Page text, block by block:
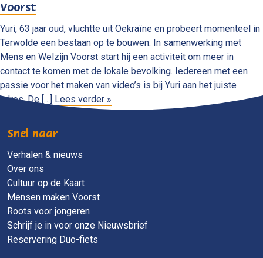
Voorst
Yuri, 63 jaar oud, vluchtte uit Oekraïne en probeert momenteel in
Terwolde een bestaan op te bouwen. In samenwerking met
Mens en Welzijn Voorst start hij een activiteit om meer in
contact te komen met de lokale bevolking. Iedereen met een
passie voor het maken van video’s is bij Yuri aan het juiste
adres. De […]
Lees verder »
Snel naar
Verhalen & nieuws
Over ons
Cultuur op de Kaart
Mensen maken Voorst
Roots voor jongeren
Schrijf je in voor onze Nieuwsbrief
Reservering Duo-fiets